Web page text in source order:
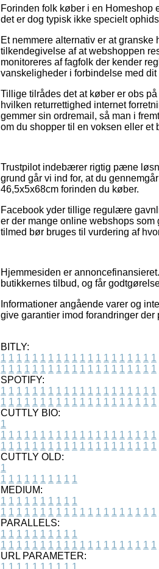
Forinden folk køber i en Homeshop
det er dog typisk ikke specielt
Et nemmere alternativ er at
tilkendegivelse af at webshoppen
monitoreres af fagfolk der kender
vanskeligheder i forbindelse med dit
Tillige tilrådes det at køber er obs
hvilken returrettighed internet
gemmer sin ordremail, så man i
om du shopper til en voksen eller et
Trustpilot indebærer rigtig pæne
grund går vi ind for, at du
46,5x5x68cm forinden du køber.
Facebook yder tillige regulære
er der mange online webshops
tilmed bør bruges til vurdering af
Hjemmesiden er
butikkernes tilbud, og får
Informationer angående varer og
give garantier imod forandringer
BITLY:
1 1 1 1 1 1 1 1 1 1 1 1 1 1 1 1 1 1 1 1
1 1 1 1 1 1 1 1 1 1 1 1 1 1 1 1 1 1 1 1
SPOTIFY:
1 1 1 1 1 1 1 1 1 1 1 1 1 1 1 1 1 1 1 1
1 1 1 1 1 1 1 1 1 1 1 1 1 1 1 1 1 1 1 1
CUTTLY BIO:
1
1 1 1 1 1 1 1 1 1 1 1 1 1 1 1 1 1 1 1 1
1 1 1 1 1 1 1 1 1 1 1 1 1 1 1 1 1 1 1 1
CUTTLY OLD:
1
1 1 1 1 1 1 1 1 1 1
MEDIUM:
1 1 1 1 1 1 1 1 1 1
1 1 1 1 1 1 1 1 1 1 1 1 1 1 1 1 1 1 1 1
PARALLELS:
1 1 1 1 1 1 1 1 1 1
1 1 1 1 1 1 1 1 1 1 1 1 1 1 1 1 1 1 1 1
URL PARAMETER:
1 1 1 1 1 1 1 1 1 1